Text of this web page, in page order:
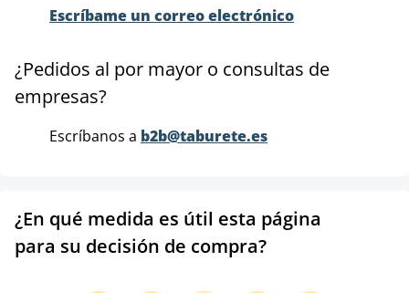
Escríbame un correo electrónico
¿Pedidos al por mayor o consultas de
empresas?
Escríbanos a b2b@taburete.es
¿En qué medida es útil esta página
para su decisión de compra?